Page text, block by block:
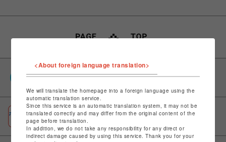
PARCOポイント
ポケパル払い
初回登録＆お買物で最大1,500円分のPARCOポイント進呈
<About foreign language translation>
We will translate the homepage into a foreign language using the
automatic translation service.
Since this service is an automatic translation system, it may not be
translated correctly and may differ from the original content of the
page before translation.
In addition, we do not take any responsibility for any direct or
indirect damage caused by using this service. Thank you for your